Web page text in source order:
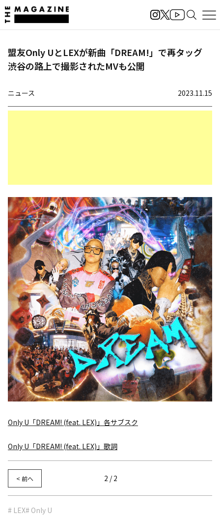
盟友Only UとLEXが新曲「DREAM!」で再タッグ
渋谷の路上で撮影されたMVも公開
ニュース 2023.11.15
Only U「DREAM! (feat. LEX)」各サブスク
Only U「DREAM! (feat. LEX)」歌詞
< 前へ 2 / 2
# LEX# Only U